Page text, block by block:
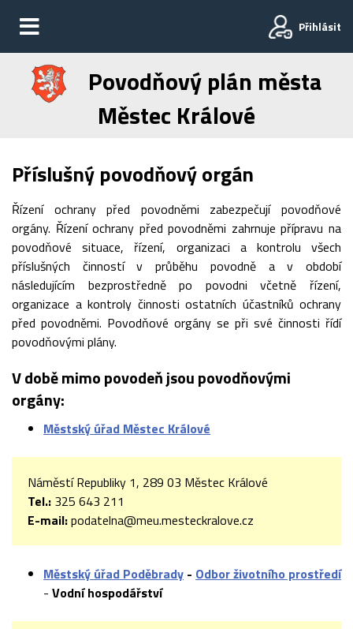
Přihlásit
Povodňový plán města
Městec Králové
Příslušný povodňový orgán
Řízení ochrany před povodněmi zabezpečují povodňové
orgány. Řízení ochrany před povodněmi zahrnuje přípravu na
povodňové situace, řízení, organizaci a kontrolu všech
příslušných činností v průběhu povodně a v období
následujícím bezprostředně po povodni včetně řízení,
organizace a kontroly činnosti ostatních účastníků ochrany
před povodněmi. Povodňové orgány se při své činnosti řídí
povodňovými plány.
V době mimo povodeň jsou povodňovými
orgány:
Městský úřad Městec Králové
Náměstí Republiky 1, 289 03 Městec Králové
Tel.: 325 643 211
E-mail:podatelna@meu.mesteckralove.cz
Městský úřad Poděbrady - Odbor životního prostředí
- Vodní hospodářství